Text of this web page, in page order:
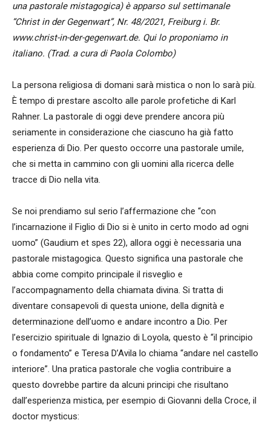
una pastorale mistagogica) è apparso sul settimanale
“Christ in der Gegenwart”, Nr. 48/2021, Freiburg i. Br.
www.christ-in-der-gegenwart.de. Qui lo proponiamo in
italiano. (Trad. a cura di Paola Colombo)
La persona religiosa di domani sarà mistica o non lo sarà più.
È tempo di prestare ascolto alle parole profetiche di Karl
Rahner. La pastorale di oggi deve prendere ancora più
seriamente in considerazione che ciascuno ha già fatto
esperienza di Dio. Per questo occorre una pastorale umile,
che si metta in cammino con gli uomini alla ricerca delle
tracce di Dio nella vita.
Se noi prendiamo sul serio l’affermazione che “con
l’incarnazione il Figlio di Dio si è unito in certo modo ad ogni
uomo” (Gaudium et spes 22), allora oggi è necessaria una
pastorale mistagogica. Questo significa una pastorale che
abbia come compito principale il risveglio e
l’accompagnamento della chiamata divina. Si tratta di
diventare consapevoli di questa unione, della dignità e
determinazione dell’uomo e andare incontro a Dio. Per
l’esercizio spirituale di Ignazio di Loyola, questo è “il principio
o fondamento” e Teresa D’Avila lo chiama “andare nel castello
interiore”. Una pratica pastorale che voglia contribuire a
questo dovrebbe partire da alcuni principi che risultano
dall’esperienza mistica, per esempio di Giovanni della Croce, il
doctor mysticus: